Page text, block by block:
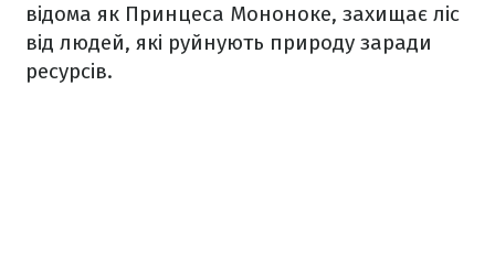
відома як Принцеса Мононоке, захищає ліс
від людей, які руйнують природу заради
ресурсів.